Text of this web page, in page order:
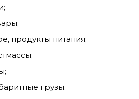
продукты питания;
грузы.